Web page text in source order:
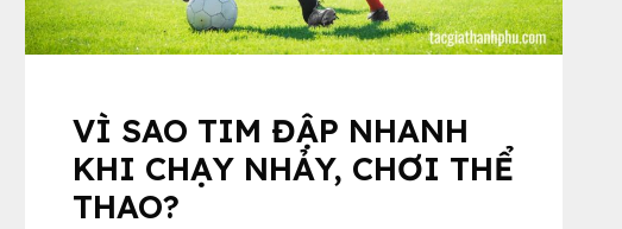
VÌ SAO TIM ĐẬP NHANH
KHI CHẠY NHẢY, CHƠI THỂ
THAO?